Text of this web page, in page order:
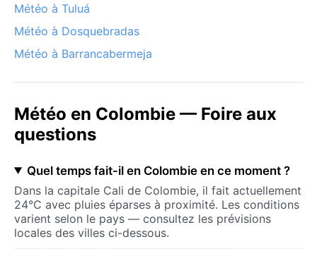
Météo à Tuluá
Météo à Dosquebradas
Météo à Barrancabermeja
Météo en Colombie — Foire aux
questions
Quel temps fait-il en Colombie en ce moment ?
Dans la capitale Cali de Colombie, il fait actuellement
24°C avec pluies éparses à proximité. Les conditions
varient selon le pays — consultez les prévisions
locales des villes ci-dessous.